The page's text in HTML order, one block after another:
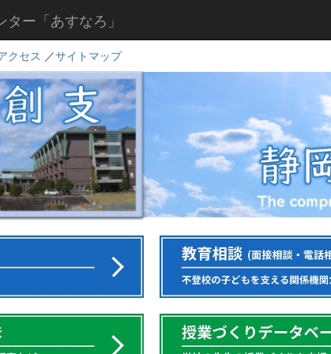
ー「あすなろ」
クセス ／サイトマップ